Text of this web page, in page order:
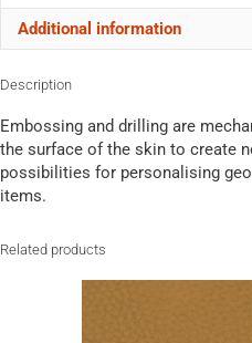
Additional information
Description
Embossing and drilling are
the surface of the skin to create
possibilities for personalising
items.
Related products